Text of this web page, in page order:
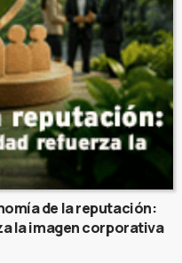
de la reputación:
la imagen corporativa